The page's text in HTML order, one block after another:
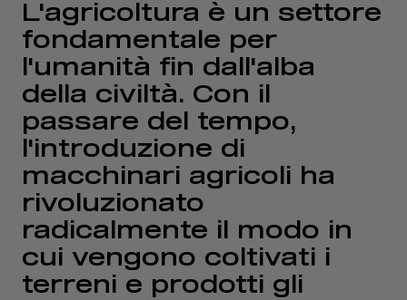
L'agricoltura è un settore
fondamentale per
l'umanità fin dall'alba
della civiltà. Con il
passare del tempo,
l'introduzione di
macchinari agricoli ha
rivoluzionato
radicalmente il modo in
cui vengono coltivati i
terreni e prodotti gli